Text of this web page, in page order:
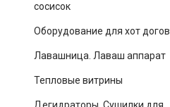
сосисок
Оборудование для хот догов
Лавашница. Лаваш аппарат
Тепловые витрины